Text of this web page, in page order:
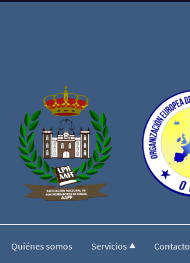
Quiénes somos Servicios Contacto